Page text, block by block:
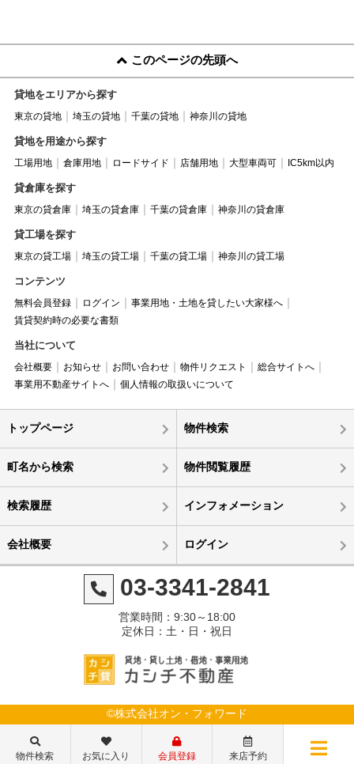
物件検索 お気に入り 会員登録 来店予約
このページの先頭へ
貸地をエリアから探す
東京の貸地 埼玉の貸地 千葉の貸地 神奈川の貸地
貸地を用途から探す
工場用地 倉庫用地 ロードサイド 店舗用地 大型車両可 IC5km以内
貸倉庫を探す
東京の貸倉庫 埼玉の貸倉庫 千葉の貸倉庫 神奈川の貸倉庫
貸工場を探す
東京の貸工場 埼玉の貸工場 千葉の貸工場 神奈川の貸工場
コンテンツ
無料会員登録 ログイン
事業用地・土地を貸したい大家様へ
賃貸契約時の必要な書類
当社について
会社概要 お知らせ お問い合わせ 物件リクエスト
総合サイトへ
事業用不動産サイトへ
個人情報の取扱いについて
トップページ 物件検索
町名から検索 物件閲覧履歴
検索履歴 インフォメーション
会社概要 ログイン
03-3341-2841
営業時間：9:30～18:00
定休日：土・日・祝日
©株式会社オン・フォワード